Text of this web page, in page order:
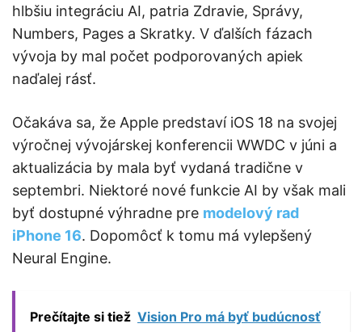
hlbšiu integráciu AI, patria Zdravie, Správy,
Numbers, Pages a Skratky. V ďalších fázach
vývoja by mal počet podporovaných apiek
naďalej rásť.
Očakáva sa, že Apple predstaví iOS 18 na svojej
výročnej vývojárskej konferencii WWDC v júni a
aktualizácia by mala byť vydaná tradične v
septembri. Niektoré nové funkcie AI by však mali
byť dostupné výhradne pre modelový rad
iPhone 16. Dopomôcť k tomu má vylepšený
Neural Engine.
Prečítajte si tiež Vision Pro má byť budúcnosť